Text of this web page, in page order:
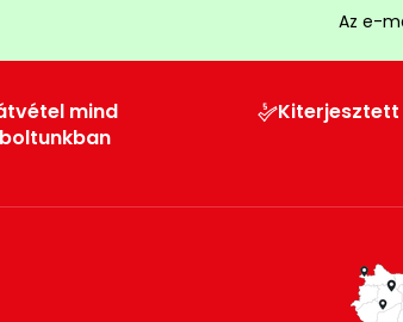
Az e-
átvétel mind